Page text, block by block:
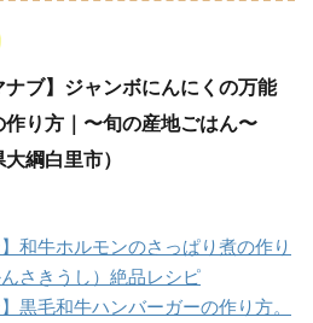
ナブ】ジャンボにんにくの万能
作り方｜〜旬の産地ごはん〜
大綱白里市）
】和牛ホルモンのさっぱり煮の作り
さきうし）絶品レシピ
黒毛和牛ハンバーガーの作り方。